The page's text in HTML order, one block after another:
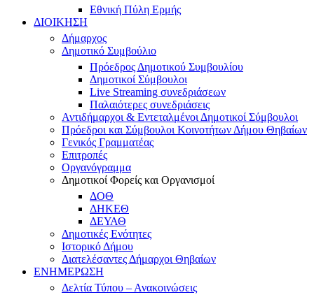
Εθνική Πύλη Ερμής
ΔΙΟΙΚΗΣΗ
Δήμαρχος
Δημοτικό Συμβούλιο
Πρόεδρος Δημοτικού Συμβουλίου
Δημοτικοί Σύμβουλοι
Live Streaming συνεδριάσεων
Παλαιότερες συνεδριάσεις
Αντιδήμαρχοι & Εντεταλμένοι Δημοτικοί Σύμβουλοι
Πρόεδροι και Σύμβουλοι Κοινοτήτων Δήμου Θηβαίων
Γενικός Γραμματέας
Επιτροπές
Οργανόγραμμα
Δημοτικοί Φορείς και Οργανισμοί
ΔΟΘ
ΔΗΚΕΘ
ΔΕΥΑΘ
Δημοτικές Ενότητες
Ιστορικό Δήμου
Διατελέσαντες Δήμαρχοι Θηβαίων
ΕΝΗΜΕΡΩΣΗ
Δελτία Τύπου – Ανακοινώσεις